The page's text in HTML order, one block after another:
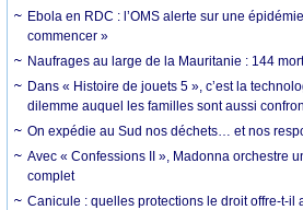
Ebola en RDC : l’OMS alerte sur une
commencer »
Naufrages au large de la Mauritanie : 144
Dans « Histoire de jouets 5 », c’est la
dilemme auquel les familles sont aussi
On expédie au Sud nos déchets… et nos
Avec « Confessions II », Madonna orchestre
complet
Canicule : quelles protections le droit offre-t-il